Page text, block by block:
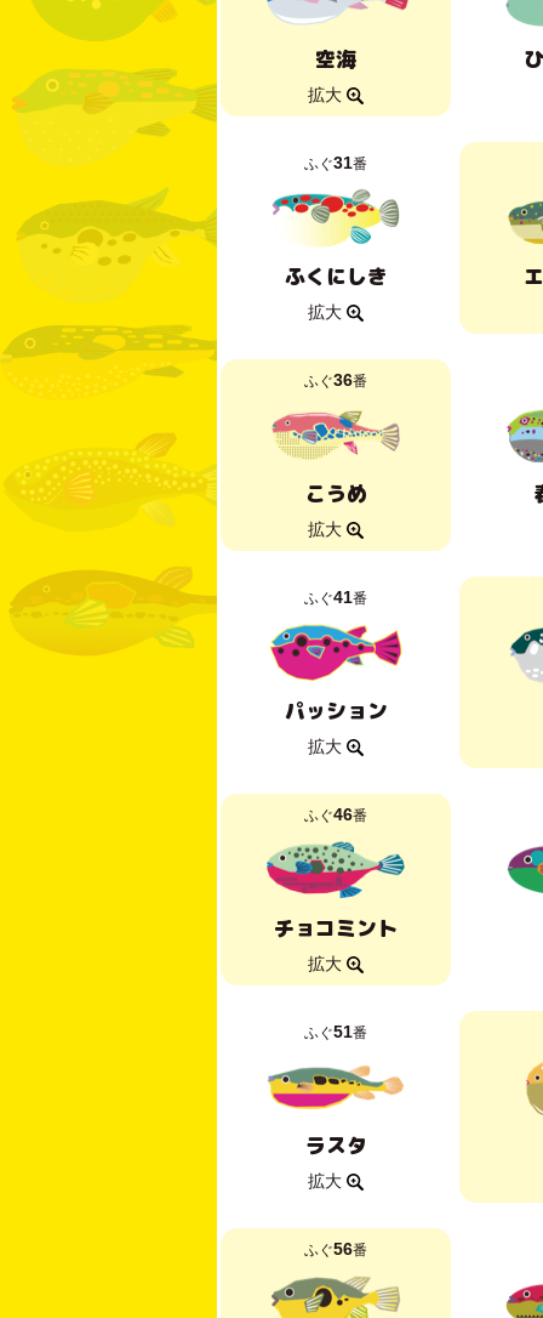
空海
拡大
ふぐ31番
ふくにしき
拡大
ふぐ36番
こうめ
拡大
ふぐ41番
パッション
拡大
ふぐ46番
チョコミント
拡大
ふぐ51番
ラスタ
拡大
ふぐ56番